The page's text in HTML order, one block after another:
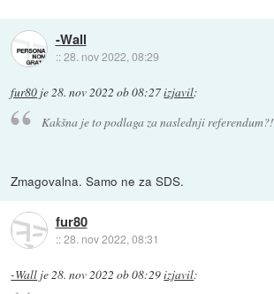
-Wall
::28. nov 2022, 08:29
fur80 je28. nov 2022 ob 08:27izjavil:
Kakšna je to podlaga za naslednji referendum?!
Zmagovalna. Samo ne za SDS.
fur80
::28. nov 2022, 08:31
-Wall je 28. nov 2022 ob 08:29izjavil: